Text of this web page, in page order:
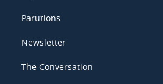
Parutions
Newsletter
The Conversation